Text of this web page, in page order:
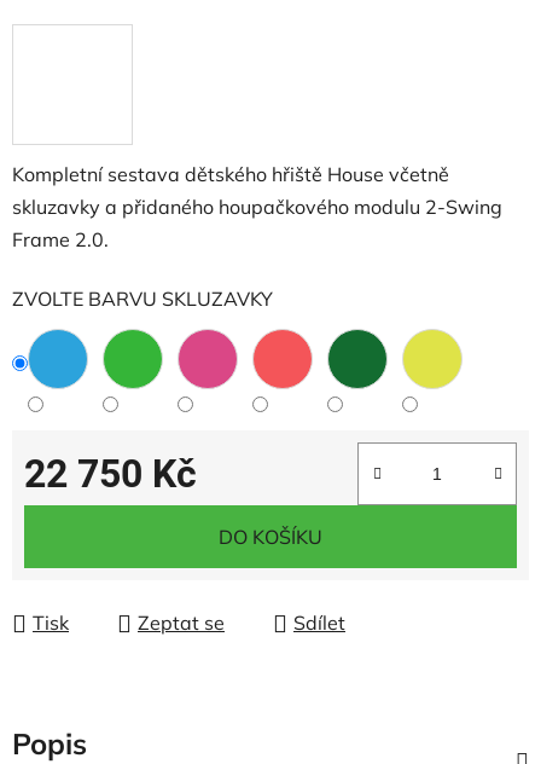
Kompletní sestava dětského hřiště House včetně
skluzavky a přidaného houpačkového modulu 2-Swing
Frame 2.0.
ZVOLTE BARVU SKLUZAVKY
22 750 Kč
Měrná cena:
DO KOŠÍKU
Tisk Zeptat se Sdílet
Popis